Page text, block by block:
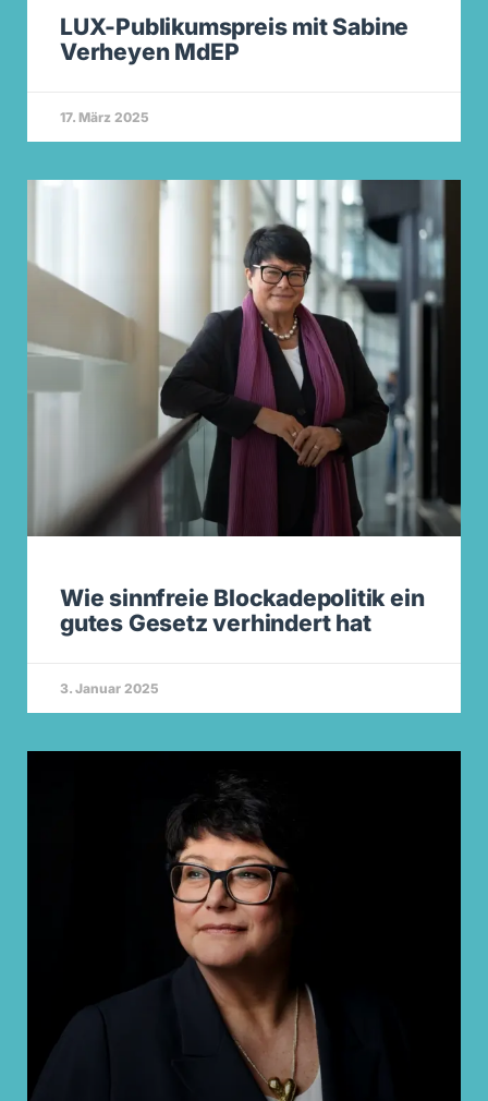
LUX-Publikumspreis mit Sabine
Verheyen MdEP
17. März 2025
Wie sinnfreie Blockadepolitik ein
gutes Gesetz verhindert hat
3. Januar 2025